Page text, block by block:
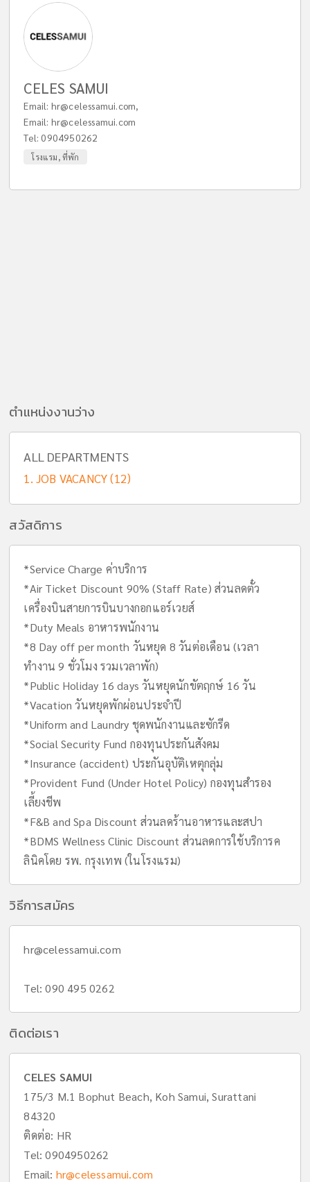
CELES SAMUI
Email: hr@celessamui.com,
Email: hr@celessamui.com
Tel:0904950262
โรงแรม, ที่พัก
ตำแหน่งงานว่าง
ALL DEPARTMENTS
JOB VACANCY (12)
สวัสดิการ
*Service Charge ค่าบริการ
*Air Ticket Discount 90% (Staff Rate) ส่วนลดตั๋ว
เครื่องบินสายการบินบางกอกแอร์เวยส์
*Duty Meals อาหารพนักงาน
*8 Day off per month วันหยุด 8 วันต่อเดือน (เวลา
ทำงาน 9 ชั่วโมง รวมเวลาพัก)
*Public Holiday 16 days วันหยุดนักขัตฤกษ์ 16 วัน
*Vacation วันหยุดพักผ่อนประจำปี
*Uniform and Laundry ชุดพนักงานและซักรีด
*Social Security Fund กองทุนประกันสังคม
*Insurance (accident) ประกันอุบัติเหตุกลุ่ม
*Provident Fund (Under Hotel Policy) กองทุนสำรอง
เลี้ยงชีพ
*F&B and Spa Discount ส่วนลดร้านอาหารและสปา
*BDMS Wellness Clinic Discount ส่วนลดการใช้บริการค
ลินิคโดย รพ. กรุงเทพ (ในโรงแรม)
วิธีการสมัคร
hr@celessamui.com
Tel: 090 495 0262
ติดต่อเรา
CELES SAMUI
175/3 M.1 Bophut Beach, Koh Samui, Surattani
84320
ติดต่อ: HR
Tel:0904950262
Email: hr@celessamui.com